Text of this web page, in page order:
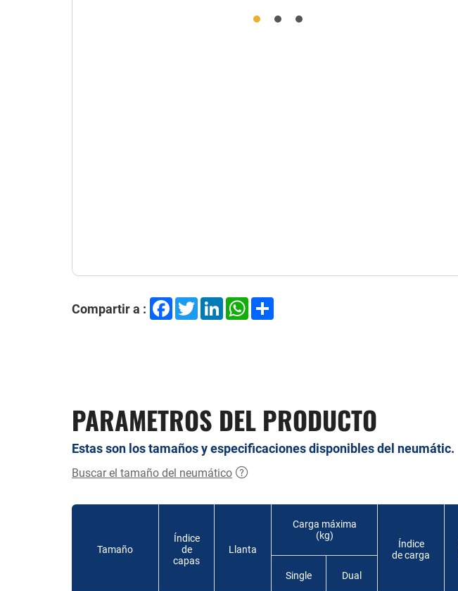
Compartir a : FacebookTwitterLinkedInWhatsApp
PARAMETROS DEL PRODUCTO
Estas son los tamaños y especificaciones disponibles del neumátic.
Buscar el tamaño del neumático
Tamaño
Índice
de
capas
Llanta
Carga máxima
(kg)
Índice
de carga
Single Dual